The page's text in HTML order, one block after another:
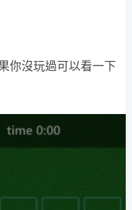
你沒玩過可以看一下